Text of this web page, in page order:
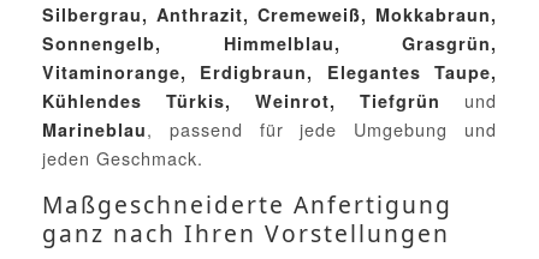
Silbergrau, Anthrazit, Cremeweiß, Mokkabraun,
Sonnengelb, Himmelblau, Grasgrün,
Vitaminorange, Erdigbraun, Elegantes Taupe,
Kühlendes Türkis, Weinrot, Tiefgrün
und
Marineblau, passend für jede Umgebung und
jeden Geschmack.
Maßgeschneiderte Anfertigung
ganz nach Ihren Vorstellungen